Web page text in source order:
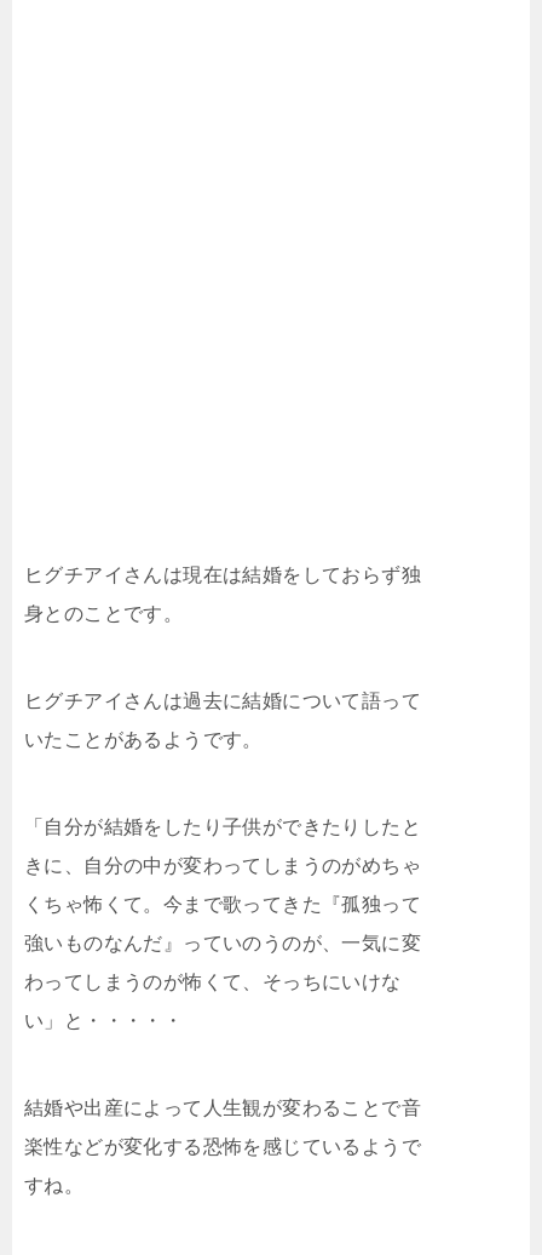
ヒグチアイさんは現在は結婚をしておらず独
身とのことです。
ヒグチアイさんは過去に結婚について語って
いたことがあるようです。
「自分が結婚をしたり子供ができたりしたと
きに、自分の中が変わってしまうのがめちゃ
くちゃ怖くて。今まで歌ってきた『孤独って
強いものなんだ』っていのうのが、一気に変
わってしまうのが怖くて、そっちにいけな
い」と・・・・・
結婚や出産によって人生観が変わることで音
楽性などが変化する恐怖を感じているようで
すね。